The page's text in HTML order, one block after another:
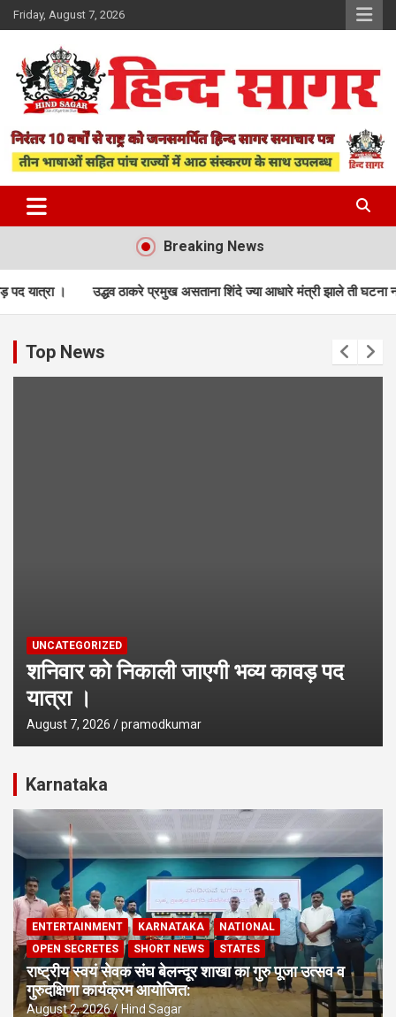
Skip
to
Friday, August 7, 2026
Hind Sagar
Breaking News
प्रमुख असताना शिंदे ज्या आधारे मंत्री झाले ती घटना नाकारली, सिब्बल यांच्या
Top News
UNCATEGORIZED
शनिवार को निकाली जाएगी भव्य कावड़ पद
यात्रा ।
August 7, 2026 pramodkumar
Karnataka
ENTERTAINMENT KARNATAKA
NATIONAL
OPEN SECRETES
SHORT NEWS STATES
राष्ट्रीय स्वयं सेवक संघ बेलन्दूर शाखा का गुरु पूजा उत्सव व
गुरुदक्षिणा कार्यक्रम आयोजित:
August 2, 2026 Hind Sagar